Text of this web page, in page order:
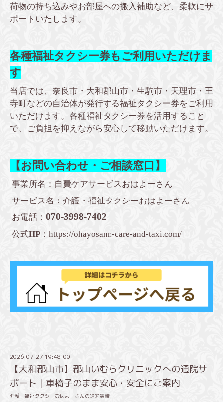
荷物の持ち込みやお部屋への搬入補助など、柔軟にサ
ポートいたします。
各種福祉タクシー券もご利用いただけま
す
当店では、奈良市・大和郡山市・生駒市・天理市・王
寺町などの自治体が発行する福祉タクシー券をご利用
いただけます。各種福祉タクシー券を活用すること
で、ご負担を抑えながら安心して移動いただけます。
【お問い合わせ・ご相談窓口】
事業所名：自費ケアサービスおはよーさん
サービス名：介護・福祉タクシーおはよーさん
お電話： 070-3998-7402
公式HP ： https://ohayosann-care-and-taxi.com/
2026-07-27 19:48:00
【大和郡山市】郡山いむらクリニックへの通院サ
ポート｜車椅子のまま安心・安全にご案内
介護・福祉タクシーおはよーさんの送迎実績